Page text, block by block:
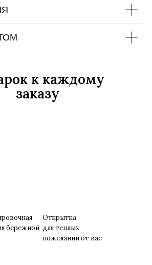
бережной
Открытка
для теплых
пожеланий от вас
к каждому
заказу